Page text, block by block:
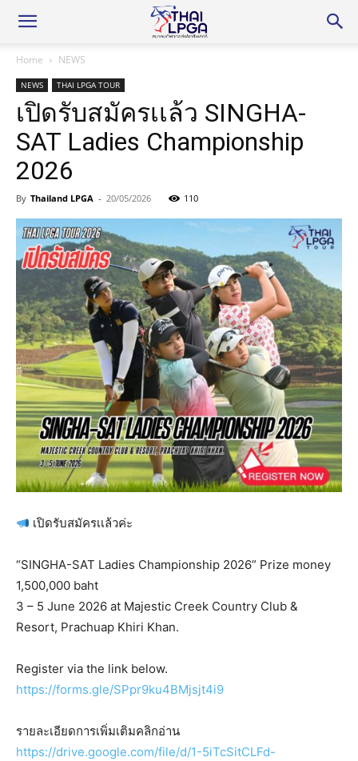
Home NEWS
NEWS THAI LPGA TOUR
เปิดรับสมัครเเล้ว SINGHA-
SAT Ladies Championship
2026
By Thailand LPGA - 20/05/2026 110
เปิดรับสมัครเเล้วค่ะ
“SINGHA-SAT Ladies Championship 2026” Prize money
1,500,000 baht
3 – 5 June 2026 at Majestic Creek Country Club &
Resort, Prachuap Khiri Khan.
Register via the link below.
https://forms.gle/SPpr9ku4BMjsjt4i9
รายละเอียดการเพิ่มเติมคลิกอ่าน
https://drive.google.com/file/d/1-5iTcSitCLFd-